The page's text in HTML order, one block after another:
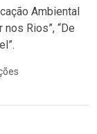
Ambiental
nos Rios”, “De